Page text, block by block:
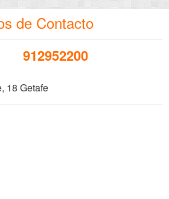
de Contacto
912952200
18 Getafe